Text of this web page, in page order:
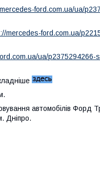
ford.com.ua/ua/
mercedes-ford.com.ua/
ua/p2375294266-
автомобілів Форд
Дніпро.